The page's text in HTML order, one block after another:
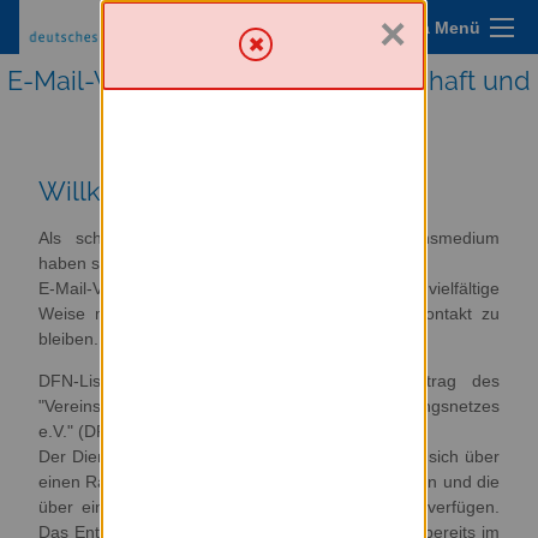
Sympa Menü
E-Mail-Verteilerlisten für Wissenschaft und
Willkommen
Als schnelles und kostengünstiges Informationsmedium
haben sich E-Mails längst bewährt.
E-Mail-Verteiler nutzen diese Vorteile, um auf vielfältige
Weise mit einer grossen Zahl Empfängern in Kontakt zu
bleiben.
DFN-Listserv verwaltet E-Mail-Verteiler im Auftrag des
"Vereins zur Förderung eines Deutschen Forschungsnetzes
e.V." (DFN-Verein, Berlin).
Der Dienst steht Einrichtungen zur Verfügung, die sich über
einen Rahmenvertrag im DFN-Verbund organisieren und die
über einen Anschluss an das Wissenschaftsnetz verfügen.
Das Entgelt für die Nutzung von DFN-Listserv ist bereits im
×